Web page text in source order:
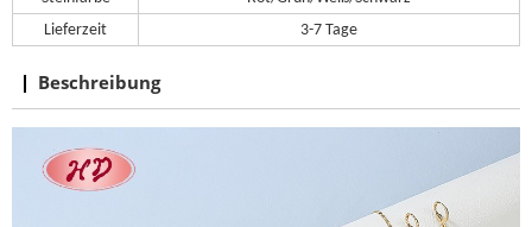
Lieferzeit
3-7 Tage
Beschreibung